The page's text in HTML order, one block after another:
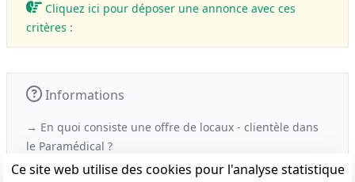
Cliquez ici pour déposer une annonce avec ces
critères :
Informations
→ En quoi consiste une offre de locaux - clientèle dans
le Paramédical ?
Ce site web utilise des cookies pour l'analyse statistique